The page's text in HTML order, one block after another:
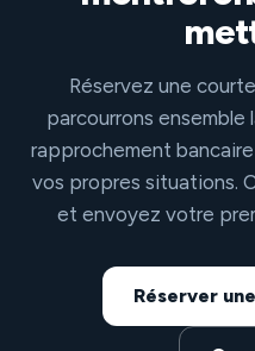
Réservez une
parcourrons ensemble
rapprochement
vos propres situations.
et envoyez votre
Réserver